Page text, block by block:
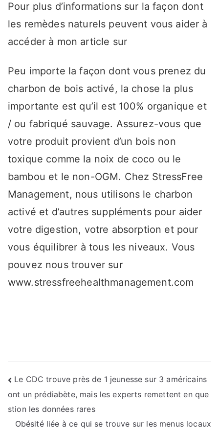
Pour plus d’informations sur la façon dont
les remèdes naturels peuvent vous aider à
accéder à mon article sur
Peu importe la façon dont vous prenez du
charbon de bois activé, la chose la plus
importante est qu’il est 100% organique et
/ ou fabriqué sauvage. Assurez-vous que
votre produit provient d’un bois non
toxique comme la noix de coco ou le
bambou et le non-OGM. Chez StressFree
Management, nous utilisons le charbon
activé et d’autres suppléments pour aider
votre digestion, votre absorption et pour
vous équilibrer à tous les niveaux. Vous
pouvez nous trouver sur
www.stressfreehealthmanagement.com
Navigation
de
l’article
Le CDC trouve près de 1 jeunesse sur 3 américains
ont un prédiabète, mais les experts remettent en que
stion les données rares
Obésité liée à ce qui se trouve sur les menus locaux